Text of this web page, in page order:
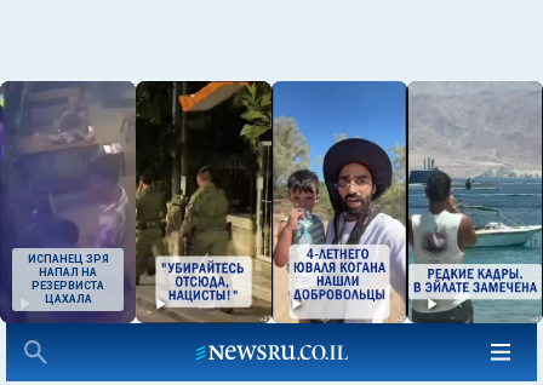
ИСПАНЕЦ ЗРЯ
НАПАЛ НА
РЕЗЕРВИСТА
ЦАХАЛА